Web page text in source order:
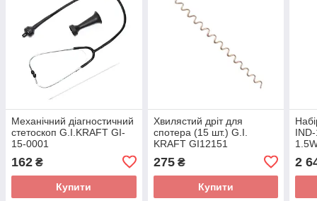
Механічний діагностичний
стетоскоп G.I.KRAFT GI-
15-0001
162 ₴
Купити
Хвилястий дріт для
спотера (15 шт.) G.I.
KRAFT GI12151
275₴
Купити
2